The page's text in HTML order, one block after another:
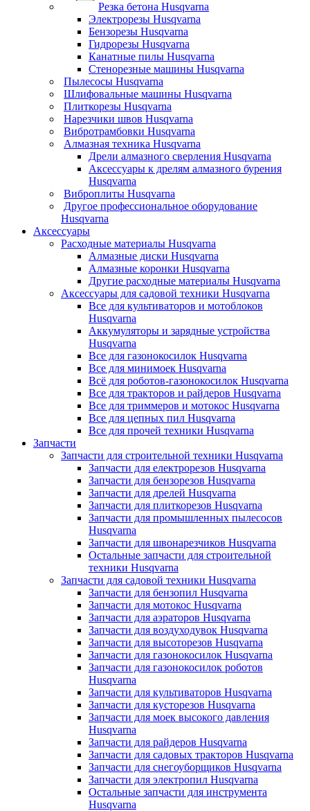
Резка бетона Husqvarna
Электрорезы Husqvarna
Бензорезы Husqvarna
Гидрорезы Husqvarna
Канатные пилы Husqvarna
Стенорезные машины Husqvarna
Пылесосы Husqvarna
Шлифовальные машины Husqvarna
Плиткорезы Husqvarna
Нарезчики швов Husqvarna
Вибротрамбовки Husqvarna
Алмазная техника Husqvarna
Дрели алмазного сверления Husqvarna
Аксессуары к дрелям алмазного бурения
Husqvarna
Виброплиты Husqvarna
Другое профессиональное оборудование
Husqvarna
Аксессуары
Расходные материалы Husqvarna
Алмазные диски Husqvarna
Алмазные коронки Husqvarna
Другие расходные материалы Husqvarna
Аксессуары для садовой техники Husqvarna
Все для культиваторов и мотоблоков
Husqvarna
Аккумуляторы и зарядные устройства
Husqvarna
Все для газонокосилок Husqvarna
Все для минимоек Husqvarna
Всё для роботов-газонокосилок Husqvarna
Все для тракторов и райдеров Husqvarna
Все для триммеров и мотокос Husqvarna
Все для цепных пил Husqvarna
Все для прочей техники Husqvarna
Запчасти
Запчасти для строительной техники Husqvarna
Запчасти для електрорезов Husqvarna
Запчасти для бензорезов Husqvarna
Запчасти для дрелей Husqvarna
Запчасти для плиткорезов Husqvarna
Запчасти для промышленных пылесосов
Husqvarna
Запчасти для швонарезчиков Husqvarna
Остальные запчасти для строительной
техники Husqvarna
Запчасти для садовой техники Husqvarna
Запчасти для бензопил Husqvarna
Запчасти для мотокос Husqvarna
Запчасти для аэраторов Husqvarna
Запчасти для воздуходувок Husqvarna
Запчасти для высоторезов Husqvarna
Запчасти для газонокосилок Husqvarna
Запчасти для газонокосилок роботов
Husqvarna
Запчасти для культиваторов Husqvarna
Запчасти для кусторезов Husqvarna
Запчасти для моек высокого давления
Husqvarna
Запчасти для райдеров Husqvarna
Запчасти для садовых тракторов Husqvarna
Запчасти для снегоуборщиков Husqvarna
Запчасти для электропил Husqvarna
Остальные запчасти для инструмента
Husqvarna